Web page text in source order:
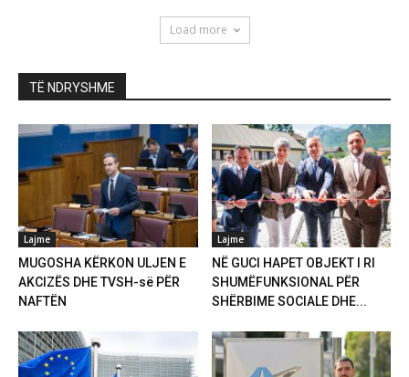
Load more
TË NDRYSHME
Lajme
MUGOSHA KËRKON ULJEN E
AKCIZËS DHE TVSH-së PËR
NAFTËN
Lajme
NË GUCI HAPET OBJEKT I RI
SHUMËFUNKSIONAL PËR
SHËRBIME SOCIALE DHE...